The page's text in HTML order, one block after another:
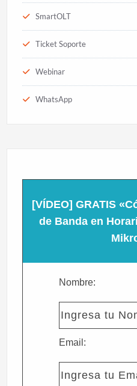
SmartOLT
Ticket Soporte
Webinar
WhatsApp
[VÍDEO] GRATIS
de Banda en
Nombre:
Email: